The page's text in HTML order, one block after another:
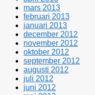
mars 2013
februari 2013
januari 2013
december 2012
november 2012
oktober 2012
september 2012
augusti 2012
juli 2012
juni 2012